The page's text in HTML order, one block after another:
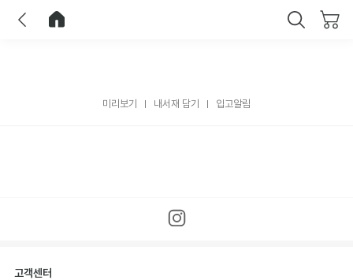
미리보기 내서재 담기 입고알림
고객센터